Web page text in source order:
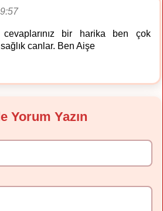
bir harika ben çok
canlar. Ben Aişe
Yorum Yazın